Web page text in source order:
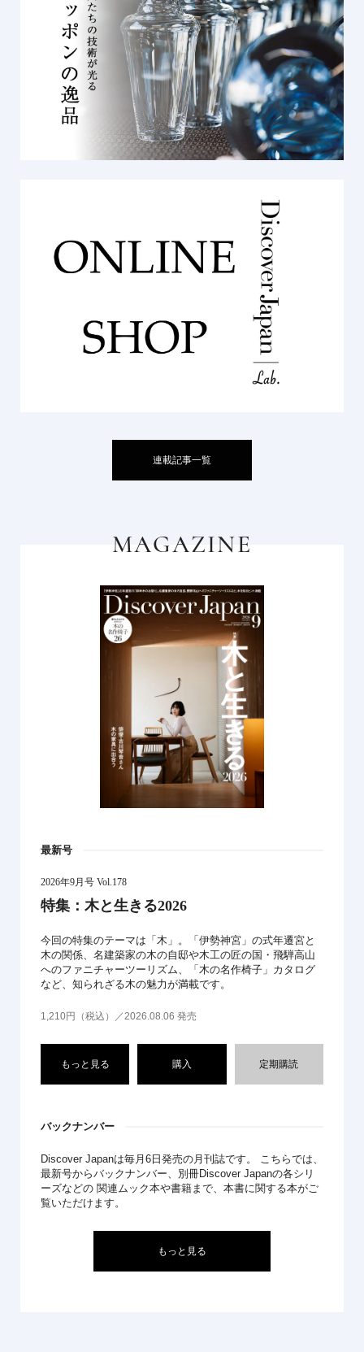
連載記事一覧
MAGAZINE
最新号
2026年9月号 Vol.178
特集：木と生きる2026
今回の特集のテーマは「木」。「伊勢神宮」の式年遷宮と
木の関係、名建築家の木の自邸や木工の匠の国・飛騨高山
へのファニチャーツーリズム、「木の名作椅子」カタログ
など、知られざる木の魅力が満載です。
1,210円（税込）／2026.08.06 発売
もっと見る 購入 定期購読
バックナンバー
Discover Japanは毎月6日発売の月刊誌です。 こちらでは、
最新号からバックナンバー、別冊Discover Japanの各シリ
ーズなどの 関連ムック本や書籍まで、本書に関する本がご
覧いただけます。
もっと見る